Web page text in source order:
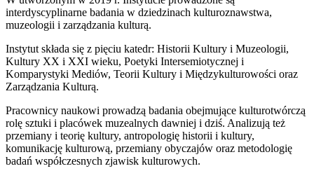
interdyscyplinarne badania w dziedzinach kulturoznawstwa,
muzeologii i zarządzania kulturą.
Instytut składa się z pięciu katedr: Historii Kultury i Muzeologii,
Kultury XX i XXI wieku, Poetyki Intersemiotycznej i
Komparystyki Mediów, Teorii Kultury i Międzykulturowości oraz
Zarządzania Kulturą.
Pracownicy naukowi prowadzą badania obejmujące kulturotwórczą
rolę sztuki i placówek muzealnych dawniej i dziś. Analizują też
przemiany i teorię kultury, antropologię historii i kultury,
komunikację kulturową, przemiany obyczajów oraz metodologię
badań współczesnych zjawisk kulturowych.